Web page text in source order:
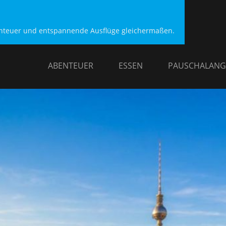
und entspannende Ausflüge gleichermaßen.
ABENTEUER ESSEN